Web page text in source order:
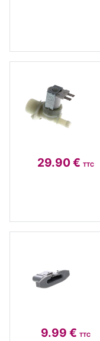
29.90 € TTC
9.99 € TTC